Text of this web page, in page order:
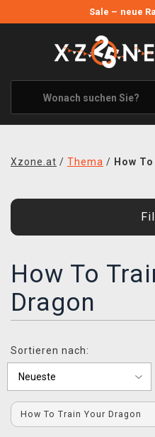
Sale – neue
ANGEBOTE
ALLE MARKEN
XZONE ORIGINALS
KLEIDUNG &
BLOG
KONTAKT
VERSAND
Xzone.at / Thema / How
How To
Dragon
Sortieren nach:
How To Train Your Dragon